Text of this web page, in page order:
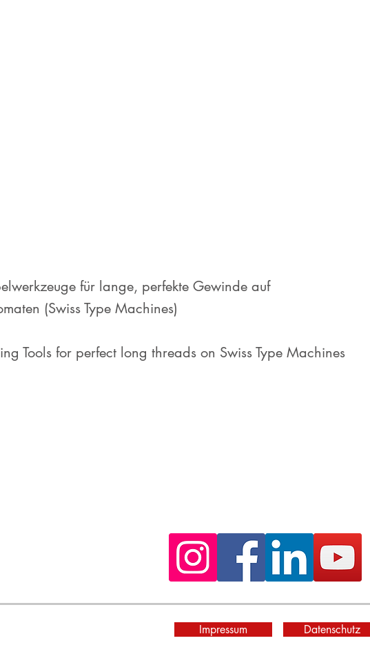
für lange, perfekte Gewinde auf
(Swiss Type Machines)
Tools for perfect long threads on Swiss Type Machines
Impressum Datenschutz